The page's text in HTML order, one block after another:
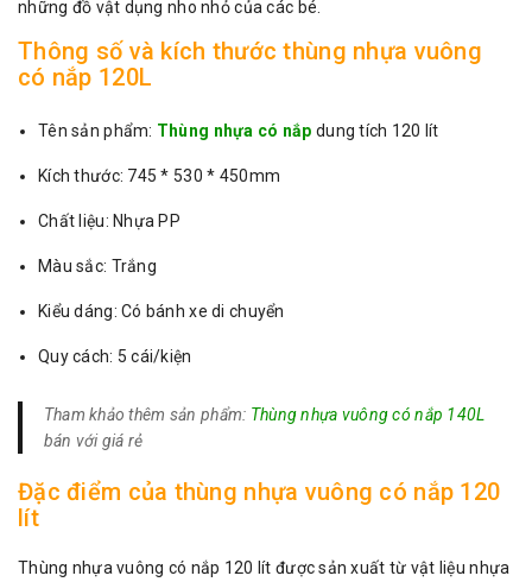
những đồ vật dụng nho nhỏ của các bé.
Thông số và kích thước thùng nhựa vuông
có nắp 120L
Tên sản phẩm: Thùng nhựa có nắp dung tích 120 lít
Kích thước: 745 * 530 * 450mm
Chất liệu: Nhựa PP
Màu sắc: Trắng
Kiểu dáng: Có bánh xe di chuyển
Quy cách: 5 cái/kiện
Tham khảo thêm sản phẩm: Thùng nhựa vuông có nắp 140L
bán với giá rẻ
Đặc điểm của thùng nhựa vuông có nắp 120
lít
Thùng nhựa vuông có nắp 120 lít được sản xuất từ vật liệu nhựa